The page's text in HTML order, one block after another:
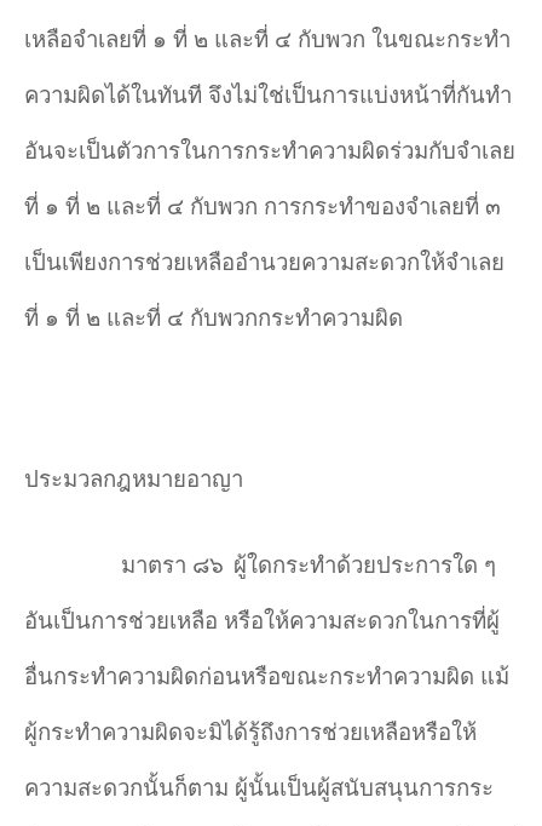
เหลือจำเลยที่ ๑ ที่ ๒ และที่ ๔ กับพวก ในขณะกระทำ
ความผิดได้ในทันที จึงไม่ใช่เป็นการแบ่งหน้าที่กันทำ
อันจะเป็นตัวการในการกระทำความผิดร่วมกับจำเลย
ที่ ๑ ที่ ๒ และที่ ๔ กับพวก การกระทำของจำเลยที่ ๓
เป็นเพียงการช่วยเหลืออำนวยความสะดวกให้จำเลย
ที่ ๑ ที่ ๒ และที่ ๔ กับพวกกระทำความผิด
ประมวลกฎหมายอาญา
มาตรา ๘๖ ผู้ใดกระทำด้วยประการใด ๆ
อันเป็นการช่วยเหลือ หรือให้ความสะดวกในการที่ผู้
อื่นกระทำความผิดก่อนหรือขณะกระทำความผิด แม้
ผู้กระทำความผิดจะมิได้รู้ถึงการช่วยเหลือหรือให้
ความสะดวกนั้นก็ตาม ผู้นั้นเป็นผู้สนับสนุนการกระ